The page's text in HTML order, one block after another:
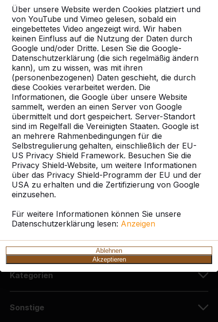
Über unsere Website werden Cookies platziert und
von YouTube und Vimeo gelesen, sobald ein
eingebettetes Video angezeigt wird. Wir haben
keinen Einfluss auf die Nutzung der Daten durch
Google und/oder Dritte. Lesen Sie die Google-
Datenschutzerklärung (die sich regelmäßig ändern
kann), um zu wissen, was mit ihren
(personenbezogenen) Daten geschieht, die durch
diese Cookies verarbeitet werden. Die
Informationen, die Google über unsere Website
sammelt, werden an einen Server von Google
übermittelt und dort gespeichert. Server-Standort
sind im Regelfall die Vereinigten Staaten. Google ist
an mehrere Rahmenbedingungen für die
Selbstregulierung gehalten, einschließlich der EU-
US Privacy Shield Framework. Besuchen Sie die
Privacy Shield-Website, um weitere Informationen
über das Privacy Shield-Programm der EU und der
USA zu erhalten und die Zertifizierung von Google
einzusehen.
Für weitere Informationen können Sie unsere
Datenschutzerklärung lesen: Anzeigen
Ablehnen
Akzeptieren
Kontakt
HeBlad Deutschland
Diekerstraße 97
42781 Haan
Deutschland
+49 212 934 77 25
info@HeBlad.de
Kundenservice
Kategorien
Sonstige